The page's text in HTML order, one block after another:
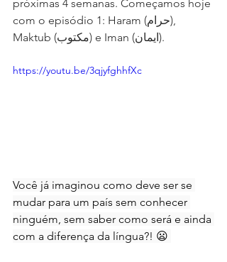
próximas 4 semanas. Começamos hoje
com o episódio 1: Haram (حرام),
Maktub (مكتوب) e Iman (ايمان).
https://youtu.be/3qjyfghhfXc
Você já imaginou como deve ser se
mudar para um país sem conhecer
ninguém, sem saber como será e ainda
com a diferença da língua?! 😦